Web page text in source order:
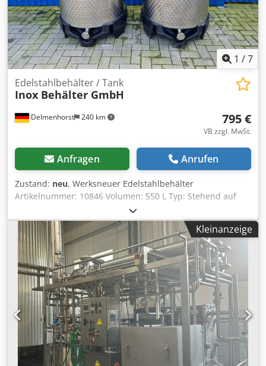
1 /7
Delmenhorst 240 km
Edelstahlbehälter / Tank
Inox Behälter GmbH
795 €
VB zzgl. MwSt.
Anfragen Anrufen
Zustand: neu, Werksneuer Edelstahlbehälter
Artikelnummer: 10846 Volumen: 550 L Typ: Stehend auf
Kunststoffpalette Material (medienberührt): Edelstahl V2A /
AISI 304 Zahl der Fixierungen: Kunststoffpalette Crsdpfx
Asv Dunfokcsf Boden: Klöpperboden Max. Betriebsdruck:
Atmosphärisch Abmessung Behälter: Innendurchmesser:
815mm Außendurchmesser: 890mm Gesamthöhe:
1330mm Zylindrischehöhe: 1070mm Gesamtbreite: 890mm
Materialien: Innen: 14301 / AISI 304 Außenteile: 14301 /
AISI 304 Einrichtungen: Typenschild: nein Auslauf
Durchmesser:50mm Abstand Abfluss zu Boden: 160mm
Kleinanzeige